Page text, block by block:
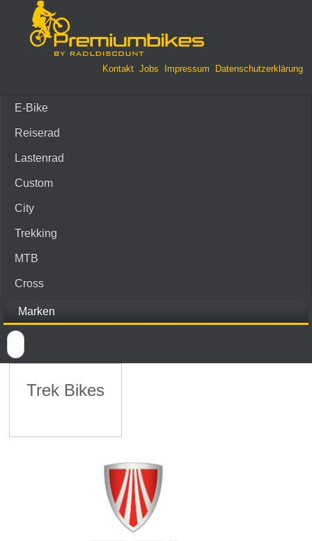
Kontakt Jobs Impressum Datenschutzerklärung
E-Bike
Reiserad
Lastenrad
Custom
City
Trekking
MTB
Cross
Marken
Trek Bikes